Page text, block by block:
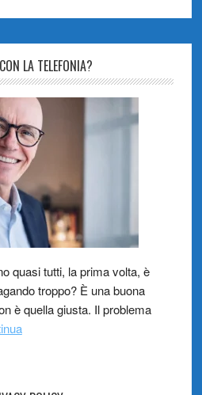
LA TELEFONIA?
quasi tutti, la prima volta, è
troppo? È una buona
è quella giusta. Il problema